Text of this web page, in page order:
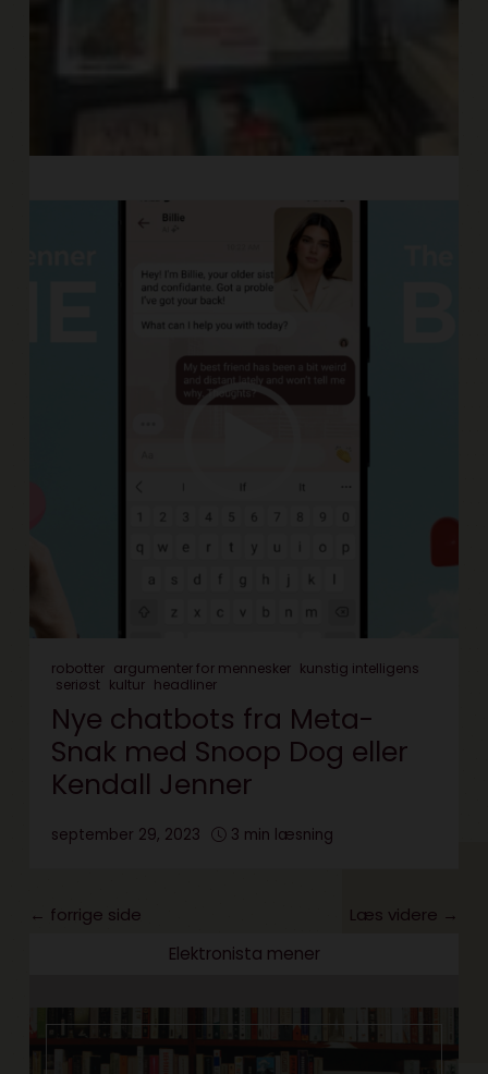
robotter argumenter for mennesker kunstig intelligens
seriøst kultur headliner
Nye chatbots fra Meta-
Snak med Snoop Dog eller
Kendall Jenner
september 29, 2023 3 min læsning
← forrige side
Læs videre →
Elektronista mener